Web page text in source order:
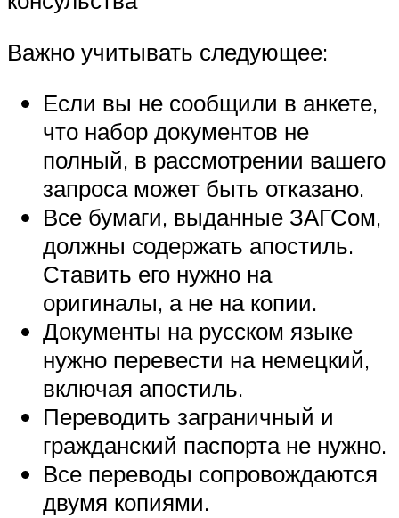
Важно учитывать следующее:
Если вы не сообщили в анкете,
что набор документов не
полный, в рассмотрении вашего
запроса может быть отказано.
Все бумаги, выданные ЗАГСом,
должны содержать апостиль.
Ставить его нужно на
оригиналы, а не на копии.
Документы на русском языке
нужно перевести на немецкий,
включая апостиль.
Переводить заграничный и
гражданский паспорта не нужно.
Все переводы сопровождаются
двумя копиями.